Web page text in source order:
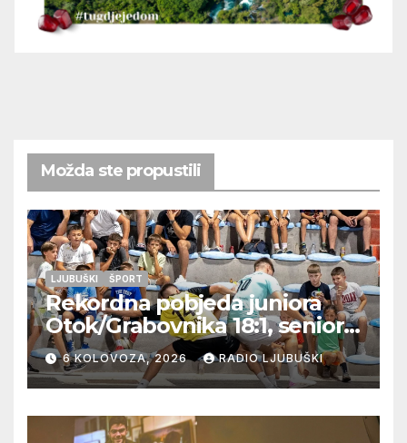
Možda ste propustili
LJUBUŠKI ŠPORT
Rekordna pobjeda juniora
Otok/Grabovnika 18:1, seniori
Pregrađa u četvrtfinalu,
Veljaci i Cerno/Crnopod u
doigravanju, Grljevići završili
natjecanje
6 KOLOVOZA, 2026 RADIO LJUBUŠKI